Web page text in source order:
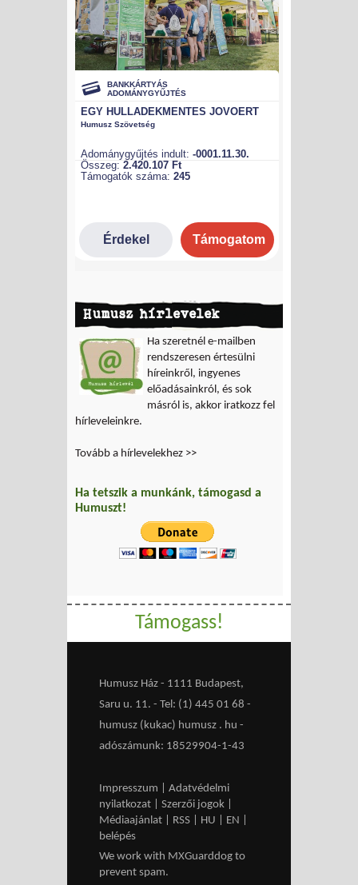
Humusz hírlevelek
Ha szeretnél e-mailben
rendszeresen értesülni
híreinkről, ingyenes
előadásainkról, és sok
másról is, akkor iratkozz fel
hírleveleinkre.
Tovább a hírlevelekhez >>
Ha tetszik a munkánk, támogasd a
Humuszt!
Támogass!
Humusz Ház - 1111 Budapest,
Saru u. 11. - Tel: (1) 445 01 68 -
humusz (kukac) humusz . hu -
adószámunk: 18529904-1-43
Impresszum
Adatvédelmi
nyilatkozat
Szerzői jogok
Médiaajánlat
RSS HU EN
belépés
We work with MXGuarddog to
prevent spam.